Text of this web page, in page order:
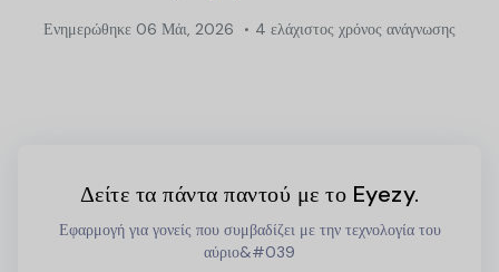
Ενημερώθηκε 06 Μάι, 2026 4 ελάχιστος χρόνος ανάγνωσης
Δείτε τα πάντα παντού με το Eyezy.
Εφαρμογή για γονείς που συμβαδίζει με την τεχνολογία του
αύριο&#039